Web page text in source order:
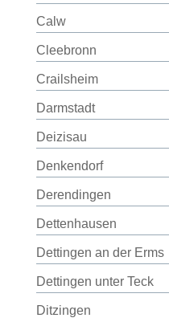
Calw
Cleebronn
Crailsheim
Darmstadt
Deizisau
Denkendorf
Derendingen
Dettenhausen
Dettingen an der Erms
Dettingen unter Teck
Ditzingen